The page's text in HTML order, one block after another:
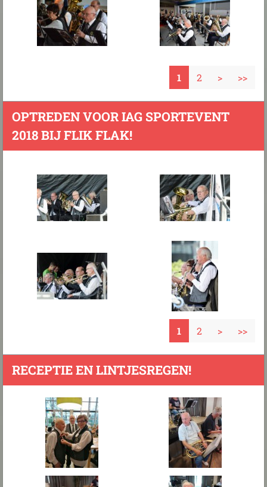
1 2 > >>
OPTREDEN VOOR IAG SPORTEVENT
2018 BIJ FLIK FLAK!
1 2 > >>
RECEPTIE EN LINTJESREGEN!